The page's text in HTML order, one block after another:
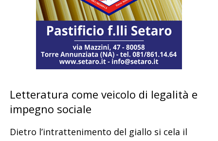
Letteratura come veicolo di legalità e
impegno sociale
Dietro l’intrattenimento del giallo si cela il